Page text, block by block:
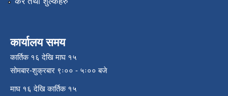
कार्यालय समय
कार्तिक १६ देखि माघ १५
सोमबार-शुक्रबार ९ः०० - ५ः०० बजे
माघ १६ देखि कार्तिक १५